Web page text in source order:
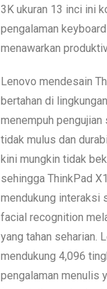
3K ukuran 13 inci ini
pengalaman
menawarkan
Lenovo mendesain
bertahan di
menempuh
tidak mulus dan
kini mungkin tidak
sehingga ThinkPad
mendukung interaksi
facial recognition
yang tahan seharian.
mendukung 4,096
pengalaman menulis